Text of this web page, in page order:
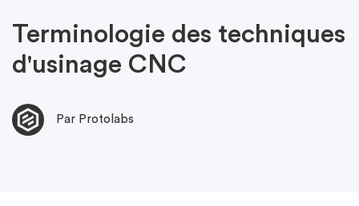
Terminologie des techniques
d'usinage CNC
Par Protolabs